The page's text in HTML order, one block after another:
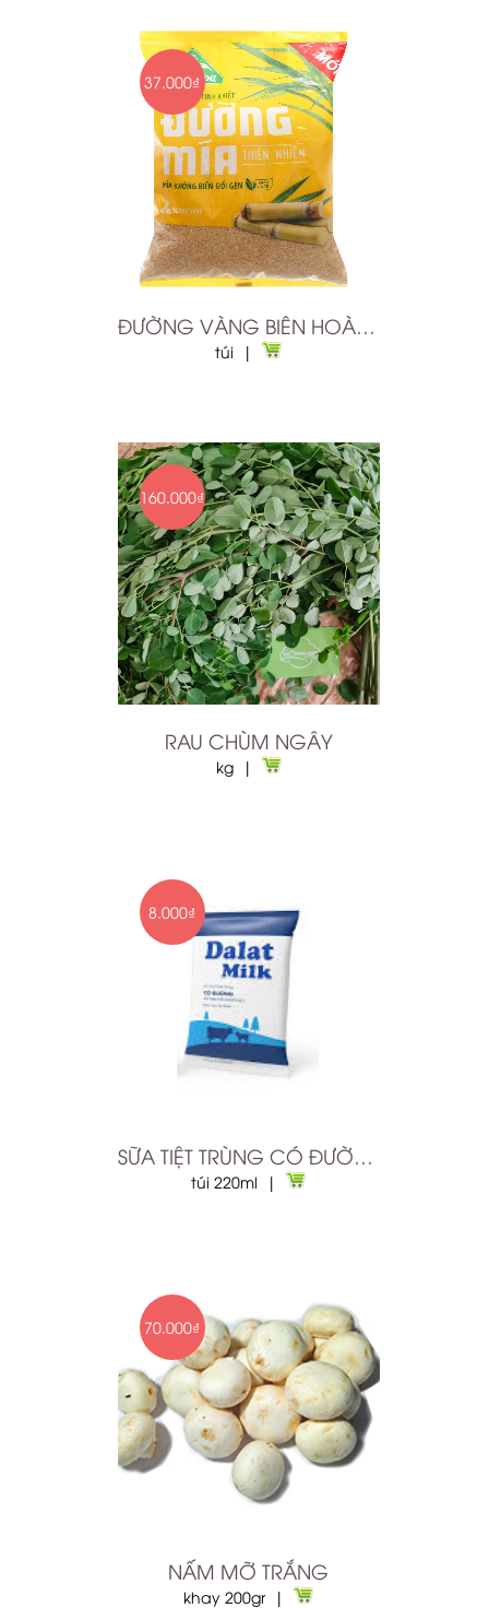
37.000₫
ĐƯỜNG VÀNG BIÊN HOÀ 1KG
túi |
160.000₫
RAU CHÙM NGÂY
kg |
8.000₫
SỮA TIỆT TRÙNG CÓ ĐƯỜNG
túi 220ml |
70.000₫
NẤM MỠ TRẮNG
khay 200gr |